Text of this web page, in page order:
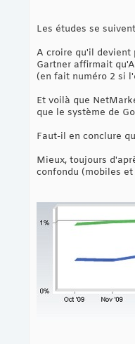
Les études se
A croire qu'il devient
Gartner affirmait
(en fait numéro 2 si
Et voilà que
que le système de
Faut-il en conclure
Mieux, toujours
confondu (mobiles